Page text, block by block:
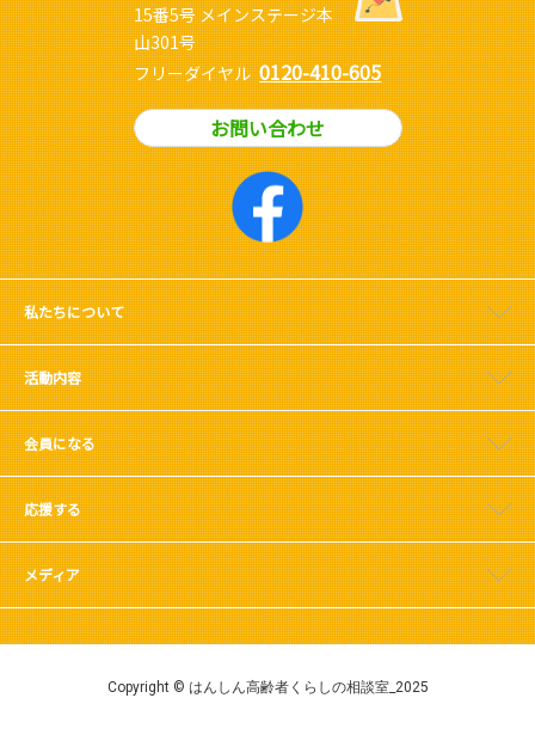
15番5号 メインステージ本
山301号
フリーダイヤル 0120-410-605
お問い合わせ
私たちについて
活動内容
会員になる
応援する
メディア
Copyright © はんしん高齢者くらしの相談室_2025